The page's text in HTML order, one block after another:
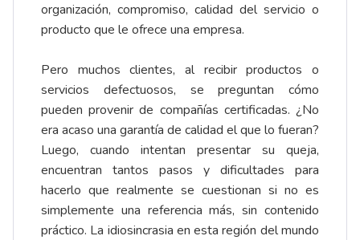
organización, compromiso, calidad del servicio o
producto que le ofrece una empresa.
Pero muchos clientes, al recibir productos o
servicios defectuosos, se preguntan cómo
pueden provenir de compañías certificadas. ¿No
era acaso una garantía de calidad el que lo fueran?
Luego, cuando intentan presentar su queja,
encuentran tantos pasos y dificultades para
hacerlo que realmente se cuestionan si no es
simplemente una referencia más, sin contenido
práctico. La idiosincrasia en esta región del mundo